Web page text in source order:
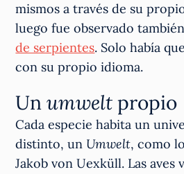
mismos a través de su
luego fue observado
de serpientes. Solo había
con su propio idioma.
Unumweltpropio
Cada especie habita un
distinto, un Umwelt, como
Jakob von Uexküll. Las aves